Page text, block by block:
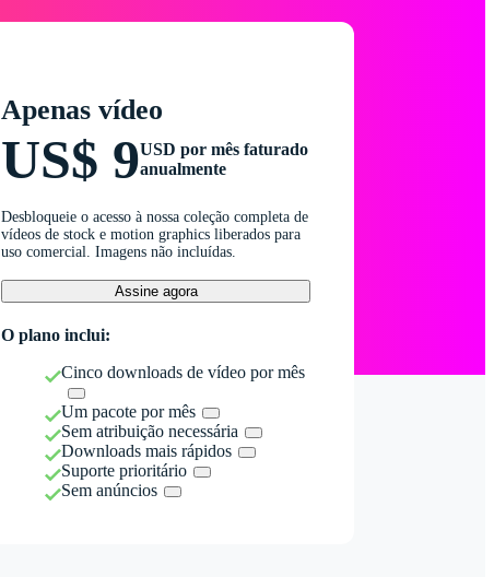
Apenas vídeo
US$ 9USD por mês faturado
anualmente
Desbloqueie o acesso à nossa coleção completa de
vídeos de stock e motion graphics liberados para
uso comercial. Imagens não incluídas.
Assine agora
O plano inclui:
Cinco downloads de vídeo por mês
Um pacote por mês
Sem atribuição necessária
Downloads mais rápidos
Suporte prioritário
Sem anúncios